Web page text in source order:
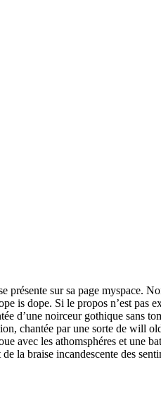
sur sa page myspace.
is dope. Si le propos n’est pas
noirceur gothique sans
chantée par une sorte de will
avec les athomsphéres et une
la braise incandescente des